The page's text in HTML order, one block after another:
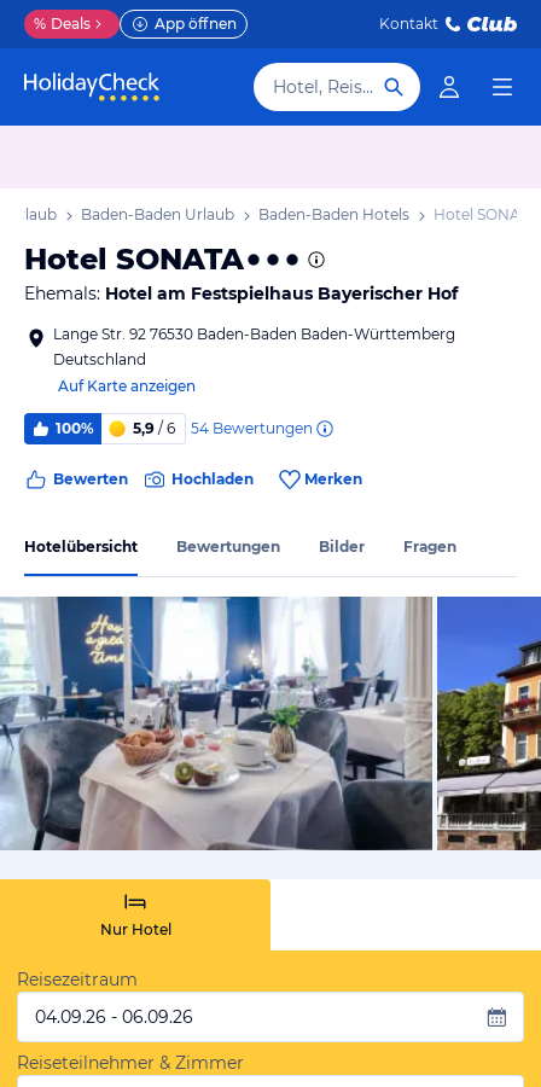
% Deals App öffnen Kontakt
Hotel, Reiseziel
Urlaub Baden-Baden Urlaub Baden-Baden Hotels Hotel SONATA
Hotel SONATA
Ehemals: Hotel am Festspielhaus Bayerischer Hof
Lange Str. 92 76530 Baden-Baden Baden-Württemberg
Deutschland
Auf Karte anzeigen
100% 5,9 / 6 54 Bewertungen
Bewerten Hochladen Merken
Hotelübersicht Bewertungen Bilder Fragen
vom
Nur Hotel
Reisezeitraum
04.09.26 - 06.09.26
Reiseteilnehmer & Zimmer